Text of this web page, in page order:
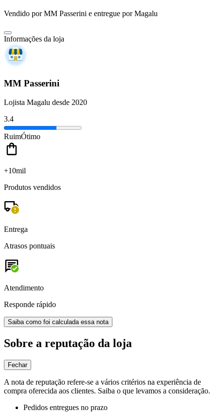
Vendido porMM Passerini e entregue por Magalu
Informações da loja
MM Passerini
Lojista Magalu desde 2020
3.4
RuimÓtimo
+10mil
Produtos vendidos
Entrega
Atrasos pontuais
Atendimento
Responde rápido
Saiba como foi calculada essa nota
Sobre a reputação da loja
Fechar
A nota de reputação refere-se a vários critérios na experiência de
compra oferecida aos clientes. Saiba o que levamos a consideração.
Pedidos entregues no prazo